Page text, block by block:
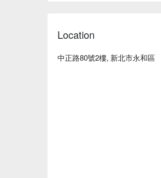
Location
中正路80號2樓, 新北市永和區